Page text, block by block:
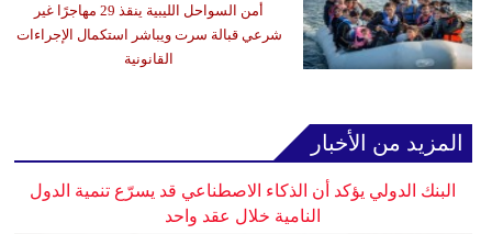
أمن السواحل الليبية ينقذ 29 مهاجرًا غير
شرعي قبالة سرت ويباشر استكمال الإجراءات
القانونية
المزيد من الأخبار
البنك الدولي يؤكد أن الذكاء الاصطناعي قد يسرّع تنمية الدول
النامية خلال عقد واحد